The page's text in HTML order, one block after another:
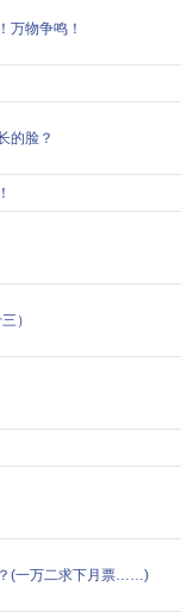
万物争鸣！
的脸？
）
(一万二求下月票……)